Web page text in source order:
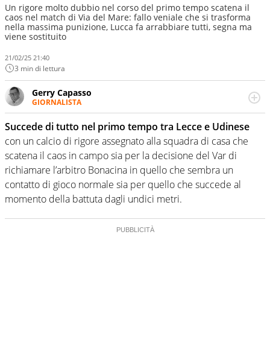
Un rigore molto dubbio nel corso del primo tempo scatena il
caos nel match di Via del Mare: fallo veniale che si trasforma
nella massima punizione, Lucca fa arrabbiare tutti, segna ma
viene sostituito
21/02/25 21:40
3 min di lettura
Gerry Capasso
GIORNALISTA
Per lui gli sport americani non hanno segreti: basket,
football, baseball e la capacità innata di trovare la notizia
dove altri non vedono granché
Succede di tutto nel primo tempo tra Lecce e Udinese
con un calcio di rigore assegnato alla squadra di casa che
scatena il caos in campo sia per la decisione del Var di
richiamare l’arbitro Bonacina in quello che sembra un
contatto di gioco normale sia per quello che succede al
momento della battuta dagli undici metri.